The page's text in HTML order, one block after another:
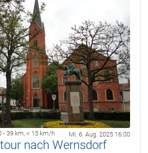
- 39 km, < 15 km/h Mi. 6. Aug. 2025 16:00
nach Wernsdorf